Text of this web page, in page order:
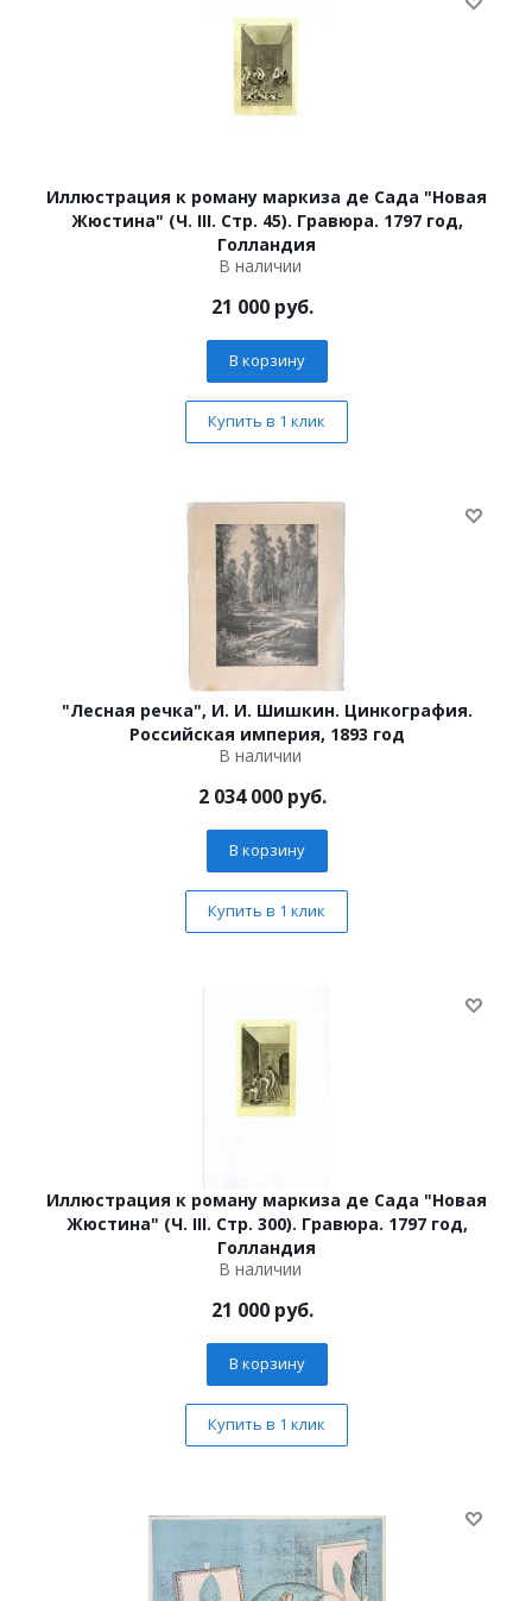
Иллюстрация к роману маркиза де Сада "Новая
Жюстина" (Ч. III. Стр. 45). Гравюра. 1797 год,
Голландия
В наличии
21 000 руб.
В корзину
Купить в 1 клик
"Лесная речка", И. И. Шишкин. Цинкография.
Российская империя, 1893 год
В наличии
2 034 000 руб.
В корзину
Купить в 1 клик
Иллюстрация к роману маркиза де Сада "Новая
Жюстина" (Ч. III. Стр. 300). Гравюра. 1797 год,
Голландия
В наличии
21 000 руб.
В корзину
Купить в 1 клик